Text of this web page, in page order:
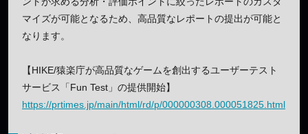
マイズが可能となるため、高品質なレポートの提出が可能と
なります。
【HIKE/猿楽庁が高品質なゲームを創出するユーザーテスト
サービス「Fun Test」の提供開始】
https://prtimes.jp/main/html/rd/p/000000308.000051825.html